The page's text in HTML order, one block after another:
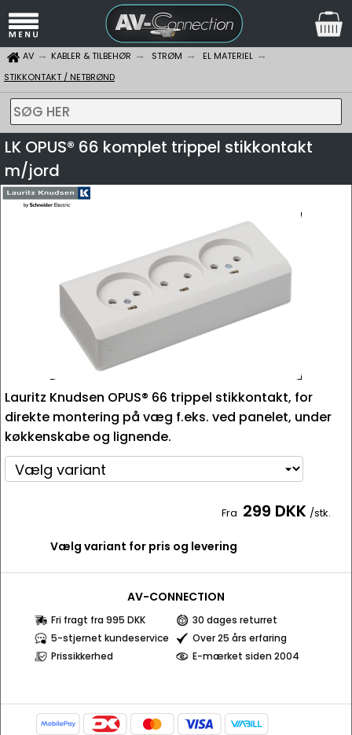
AV KABLER & TILBEHØR STRØM
EL MATERIEL
STIKKONTAKT / NETBRØND
SØG HER
LK OPUS® 66 komplet trippel stikkontakt
m/jord
Lauritz Knudsen OPUS® 66 trippel stikkontakt, for
direkte montering på væg f.eks. ved panelet, under
køkkenskabe og lignende.
Fra 299 DKK /stk.
Vælg variant for pris og levering
AV-CONNECTION
Fri fragt fra 995 DKK
30 dages returret
5-stjernet kundeservice
Over 25 års erfaring
Prissikkerhed
E-mærket siden 2004